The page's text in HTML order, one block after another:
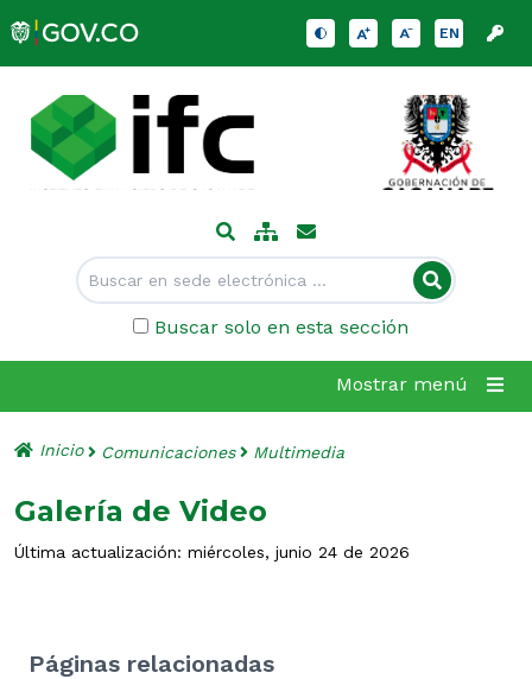
EN
Buscar solo en esta sección
Mostrar menú
Inicio Comunicaciones Multimedia
Galería de Video
Última actualización: miércoles, junio 24 de 2026
Páginas relacionadas